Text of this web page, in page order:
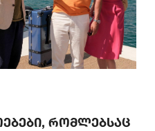
რომლებსაც